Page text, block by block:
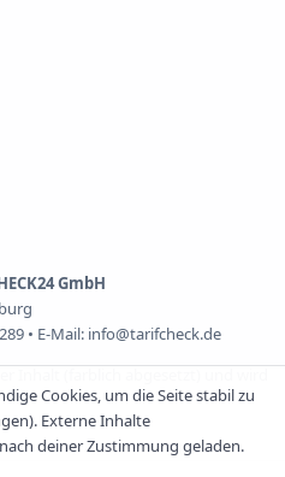
GmbH
• E-Mail: info@tarifcheck.de
Cookies, um die Seite stabil zu
Externe Inhalte
deiner Zustimmung geladen.